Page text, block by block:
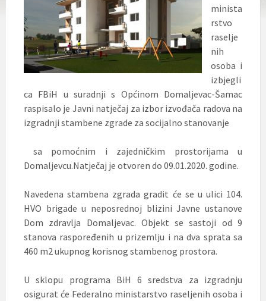
minista
rstvo
raselje
nih
osoba i
izbjegli
ca FBiH u suradnji s Općinom Domaljevac-Šamac
raspisalo je Javni natječaj za izbor izvođača radova na
izgradnji stambene zgrade za socijalno stanovanje
sa pomoćnim i zajedničkim prostorijama u
Domaljevcu.Natječaj je otvoren do 09.01.2020. godine.
Navedena stambena zgrada gradit će se u ulici 104.
HVO brigade u neposrednoj blizini Javne ustanove
Dom zdravlja Domaljevac. Objekt se sastoji od 9
stanova raspoređenih u prizemlju i na dva sprata sa
460 m2 ukupnog korisnog stambenog prostora.
U sklopu programa BiH 6 sredstva za izgradnju
osigurat će Federalno ministarstvo raseljenih osoba i